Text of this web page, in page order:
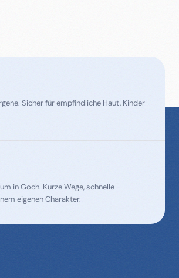
Sicher für empfindliche Haut, Kinder
in Goch. Kurze Wege, schnelle
eigenen Charakter.